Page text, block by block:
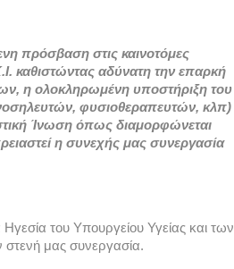
πρόσβαση στις καινοτόμες
καθιστώντας αδύνατη την επαρκή
η ολοκληρωμένη υποστήριξη του
φυσιοθεραπευτών, κλπ)
Ίνωση όπως διαμορφώνεται
η συνεχής μας συνεργασία
του Υπουργείου Υγείας και των
στενή μας συνεργασία.